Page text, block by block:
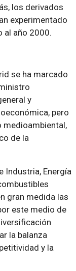
los derivados
experimentado
al año 2000.
se ha marcado
y
pero
medioambiental,
de la
Industria, Energía
gran medida las
este medio de
la balanza
y la